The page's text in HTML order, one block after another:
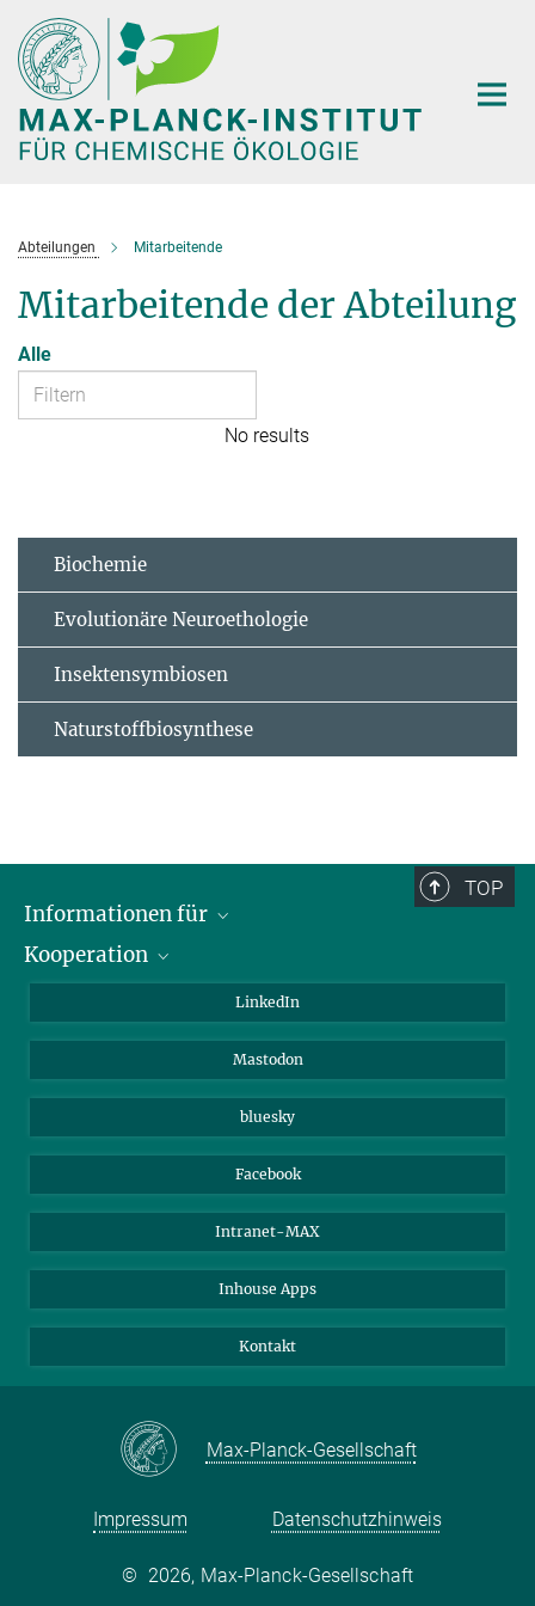
Hauptinhalt
Abteilungen Mitarbeitende
Mitarbeitende der Abteilung
Alle
No results
Biochemie
Evolutionäre Neuroethologie
Insektensymbiosen
Naturstoffbiosynthese
TOP
Informationen für
Journalisten
Kooperation
Beutenberg Campus e.V.
LinkedIn
Mastodon
bluesky
Facebook
Intranet-MAX
Inhouse Apps
Kontakt
Max-Planck-Gesellschaft
Impressum Datenschutzhinweis
© 2026, Max-Planck-Gesellschaft